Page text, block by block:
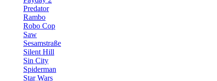
Predator
Rambo
Robo Cop
Saw
Sesamstraße
Silent Hill
Sin City
Spiderman
Star Wars